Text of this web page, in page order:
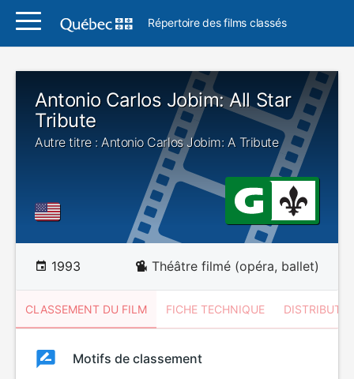
Répertoire des films classés
Antonio Carlos Jobim: All Star
Tribute
Autre titre : Antonio Carlos Jobim: A Tribute
1993 Théâtre filmé (opéra, ballet)
CLASSEMENT DU FILM FICHE TECHNIQUE
ClassementClassement
Motifs de classement